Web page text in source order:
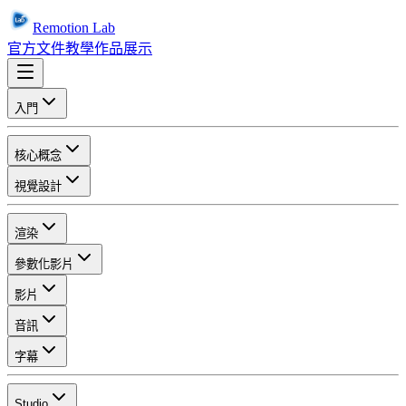
Remotion Lab
官方文件教學作品展示
入門
核心概念
視覺設計
渲染
參數化影片
影片
音訊
字幕